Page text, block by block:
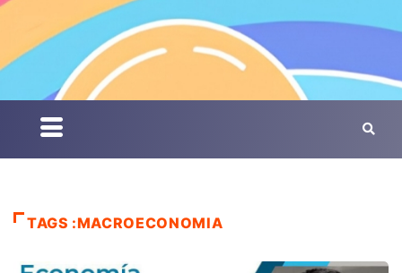
TAGS :MACROECONOMIA